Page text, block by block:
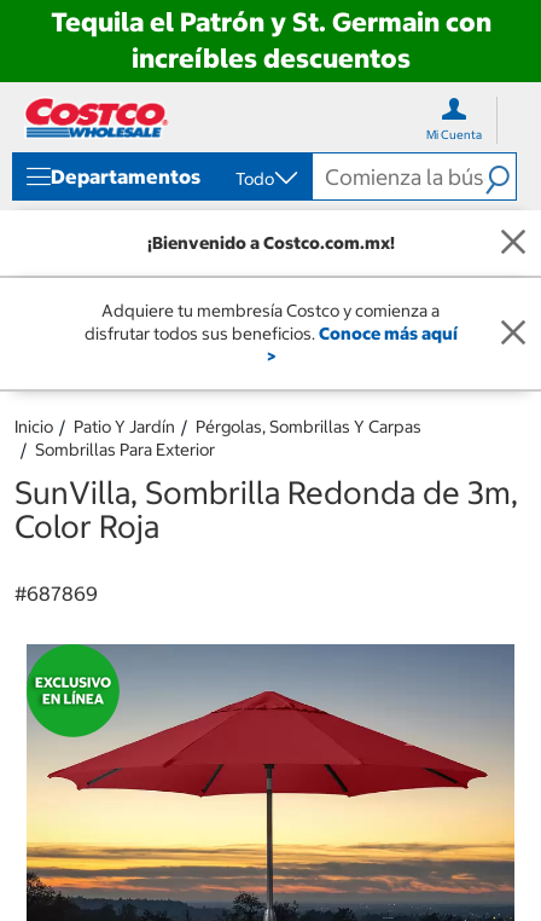
Tequila el Patrón y St. Germain con
increíbles descuentos
directo
contenido
directo
menú
navegación
Mi Cuenta
Departamentos Todo
¡Bienvenido a Costco.com.mx!
Adquiere tu membresía Costco y comienza a
disfrutar todos sus beneficios.Conoce más aquí
>
Inicio Patio Y Jardín
Pérgolas, Sombrillas Y Carpas
Sombrillas Para Exterior
SunVilla, Sombrilla Redonda de 3m,
Color Roja
#687869